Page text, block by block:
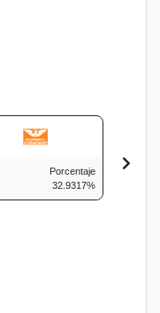
Porcentaje
32.9317%
Votos